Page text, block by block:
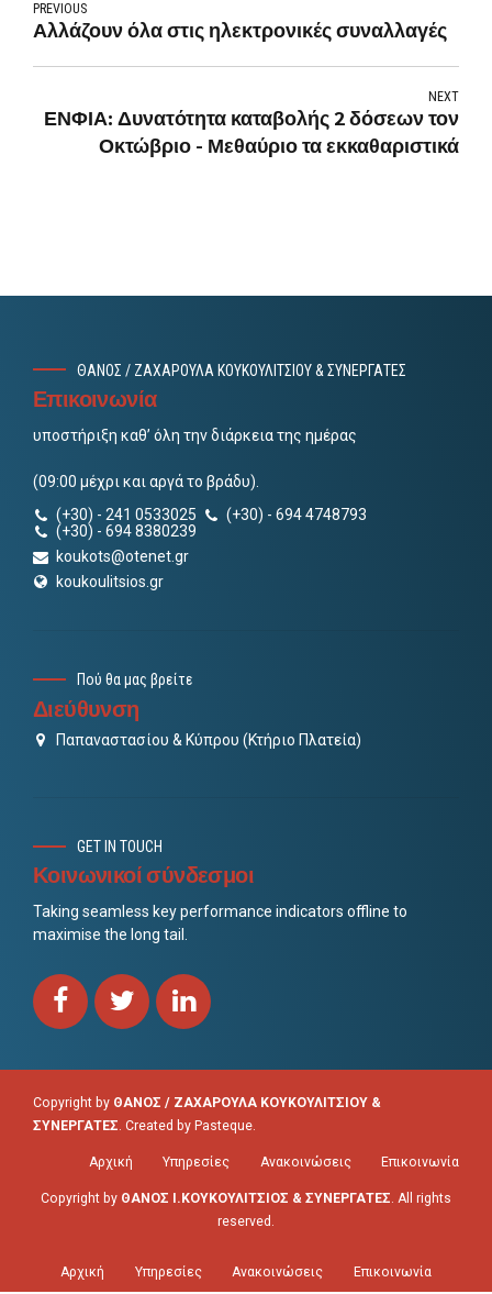
PREVIOUS
Αλλάζουν όλα στις ηλεκτρονικές συναλλαγές
NEXT
ΕΝΦΙΑ: Δυνατότητα καταβολής 2 δόσεων τον
Οκτώβριο - Μεθαύριο τα εκκαθαριστικά
ΘΑΝΟΣ / ΖΑΧΑΡΟΥΛΑ ΚΟΥΚΟΥΛΙΤΣΙΟΥ & ΣΥΝΕΡΓΑΤΕΣ
Επικοινωνία
υποστήριξη καθ’ όλη την διάρκεια της ημέρας
(09:00 μέχρι και αργά το βράδυ).
(+30) - 241 0533025
(+30) - 694 4748793
(+30) - 694 8380239
koukots@otenet.gr
koukoulitsios.gr
Πού θα μας βρείτε
Διεύθυνση
Παπαναστασίου & Κύπρου (Κτήριο Πλατεία)
GET IN TOUCH
Κοινωνικοί σύνδεσμοι
Taking seamless key performance indicators offline to
maximise the long tail.
Copyright by ΘΑΝΟΣ / ΖΑΧΑΡΟΥΛΑ ΚΟΥΚΟΥΛΙΤΣΙΟΥ &
ΣΥΝΕΡΓΑΤΕΣ . Created by Pasteque
Αρχική Υπηρεσίες Ανακοινώσεις Επικοινωνία
Copyright by ΘΑΝΟΣ Ι.ΚΟΥΚΟΥΛΙΤΣΙΟΣ & ΣΥΝΕΡΓΑΤΕΣ. All rights
reserved.
Αρχική Υπηρεσίες Ανακοινώσεις Επικοινωνία